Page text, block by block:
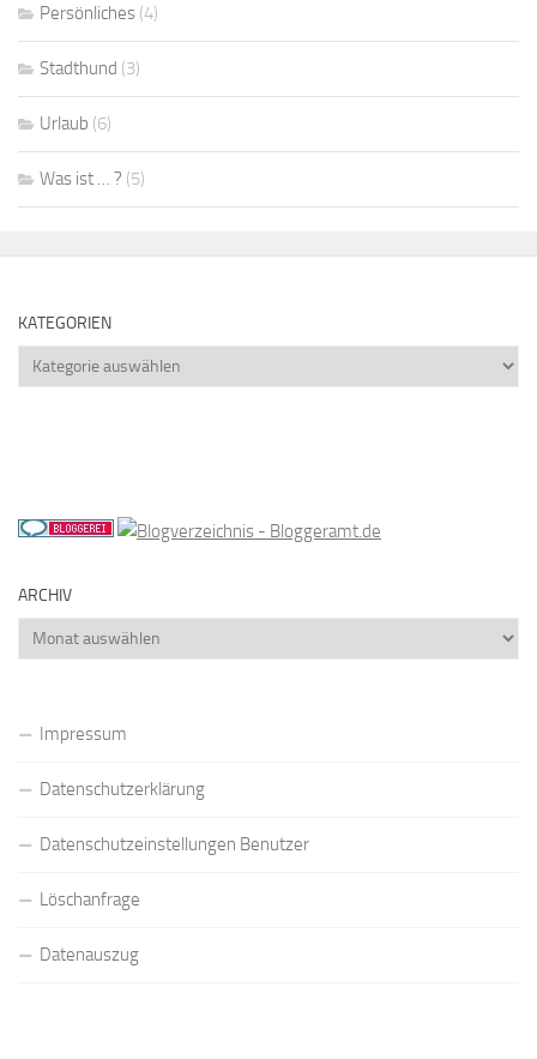
Persönliches (4)
Stadthund (3)
Urlaub (6)
Was ist … ? (5)
KATEGORIEN
Kategorien
ARCHIV
Archiv
Impressum
Datenschutzerklärung
Datenschutzeinstellungen Benutzer
Löschanfrage
Datenauszug